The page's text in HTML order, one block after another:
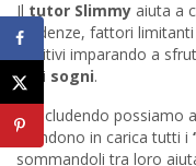
Il tutor Slimmy aiuta a
credenze, fattori
positivi imparando a
suoi sogni.
Concludendo possiamo
prendono in carica tutti i
sommandoli tra loro